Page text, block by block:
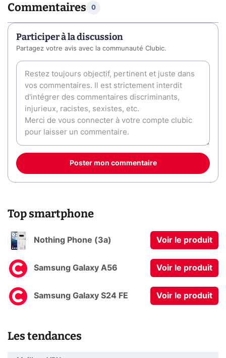
Commentaires 0
Participer à la discussion
Partagez votre avis avec la communauté Clubic.
Poster mon commentaire
Top smartphone
Nothing Phone (3a) Voir le produit
Samsung Galaxy A56 Voir le produit
Samsung Galaxy S24 FE Voir le produit
Les tendances